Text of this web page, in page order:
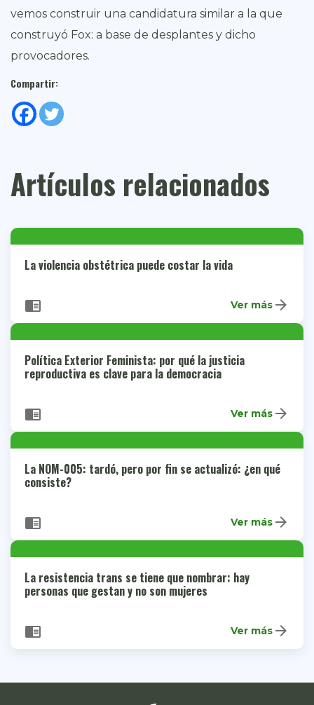
vemos construir una candidatura similar a la que
construyó Fox: a base de desplantes y dicho
provocadores.
Compartir:
Artículos relacionados
La violencia obstétrica puede costar la vida
chrome_reader_mode Ver más arrow_forward
Política Exterior Feminista: por qué la justicia
reproductiva es clave para la democracia
chrome_reader_mode Ver más arrow_forward
La NOM-005: tardó, pero por fin se actualizó: ¿en qué
consiste?
chrome_reader_mode Ver más arrow_forward
La resistencia trans se tiene que nombrar: hay
personas que gestan y no son mujeres
chrome_reader_mode Ver más arrow_forward